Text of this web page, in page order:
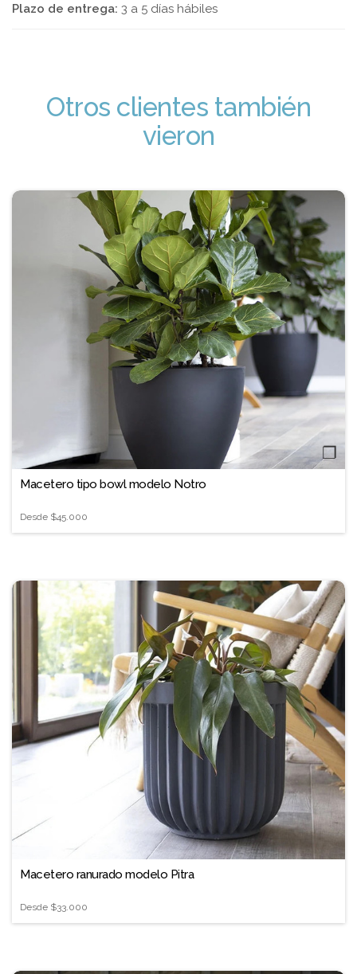
Plazo de entrega: 3 a 5 días hábiles
Otros clientes también
vieron
❐
Macetero tipo bowl modelo Notro
Desde $45.000
Macetero ranurado modelo Pitra
Desde $33.000